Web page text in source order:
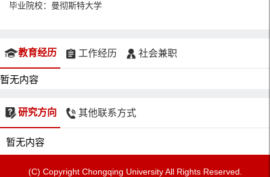
毕业院校：曼彻斯特大学
教育经历 工作经历 社会兼职
暂无内容
研究方向 其他联系方式
暂无内容
(C) Copyright Chongqing University All Rights Reserved.